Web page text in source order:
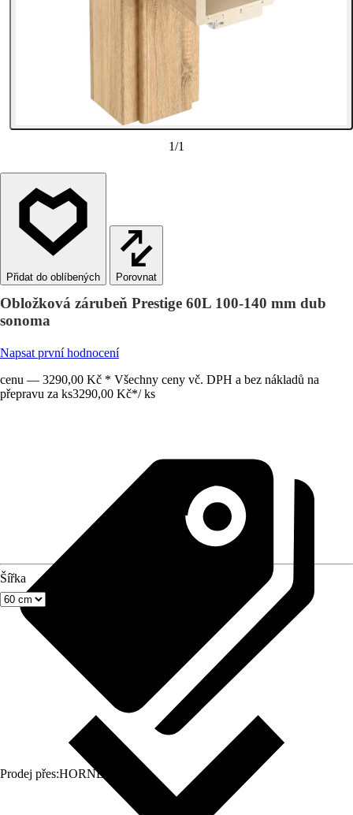
1/1
Porovnat
Obložková zárubeň Prestige 60L 100-140 mm dub
sonoma
Napsat první hodnocení
cenu — 3290,00 Kč * Všechny ceny vč. DPH a bez nákladů na
přepravu za ks3290,00 Kč*/ ks
Prodej přes:HORNBACH
Šířka